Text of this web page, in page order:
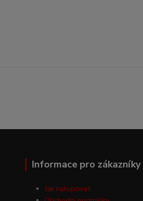
Informace pro zákazníky
Jak nakupovat